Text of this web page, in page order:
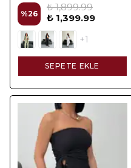
%26
₺ 1,899.99
₺ 1,399.99
+1
SEPETE EKLE